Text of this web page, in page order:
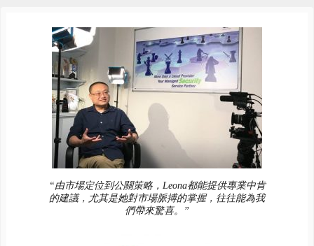
“由市場定位到公關策略，Leona都能提供專業中肯
的建議，尤其是她對市場脈搏的掌握，往往能為我
們帶來驚喜。”